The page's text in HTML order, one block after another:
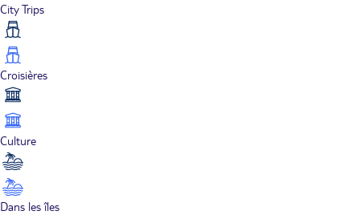
City Trips
Croisières
Culture
Dans les îles